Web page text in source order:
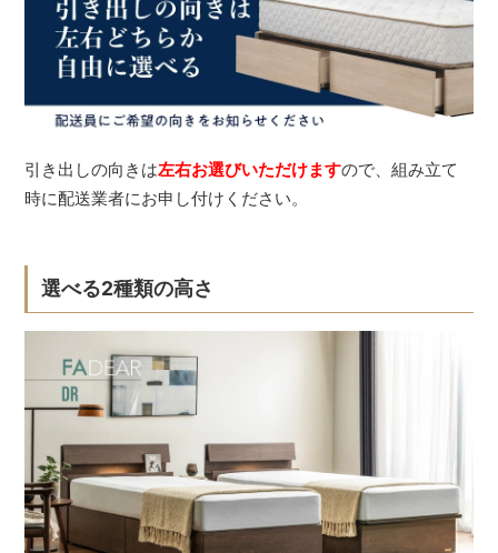
引き出しの向きは左右お選びいただけますので、組み立て
時に配送業者にお申し付けください。
選べる2種類の高さ